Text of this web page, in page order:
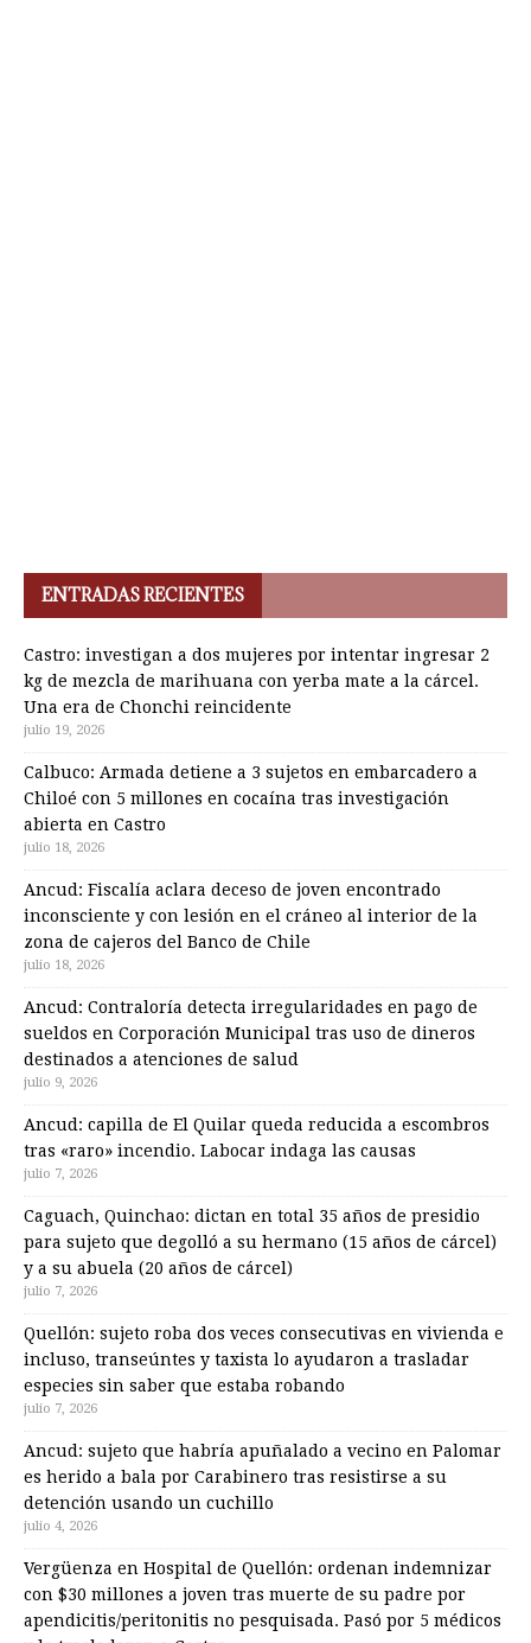
ENTRADAS RECIENTES
Castro: investigan a dos mujeres por intentar ingresar 2
kg de mezcla de marihuana con yerba mate a la cárcel.
Una era de Chonchi reincidente
julio 19, 2026
Calbuco: Armada detiene a 3 sujetos en embarcadero a
Chiloé con 5 millones en cocaína tras investigación
abierta en Castro
julio 18, 2026
Ancud: Fiscalía aclara deceso de joven encontrado
inconsciente y con lesión en el cráneo al interior de la
zona de cajeros del Banco de Chile
julio 18, 2026
Ancud: Contraloría detecta irregularidades en pago de
sueldos en Corporación Municipal tras uso de dineros
destinados a atenciones de salud
julio 9, 2026
Ancud: capilla de El Quilar queda reducida a escombros
tras «raro» incendio. Labocar indaga las causas
julio 7, 2026
Caguach, Quinchao: dictan en total 35 años de presidio
para sujeto que degolló a su hermano (15 años de cárcel)
y a su abuela (20 años de cárcel)
julio 7, 2026
Quellón: sujeto roba dos veces consecutivas en vivienda e
incluso, transeúntes y taxista lo ayudaron a trasladar
especies sin saber que estaba robando
julio 7, 2026
Ancud: sujeto que habría apuñalado a vecino en Palomar
es herido a bala por Carabinero tras resistirse a su
detención usando un cuchillo
julio 4, 2026
Vergüenza en Hospital de Quellón: ordenan indemnizar
con $30 millones a joven tras muerte de su padre por
apendicitis/peritonitis no pesquisada. Pasó por 5 médicos